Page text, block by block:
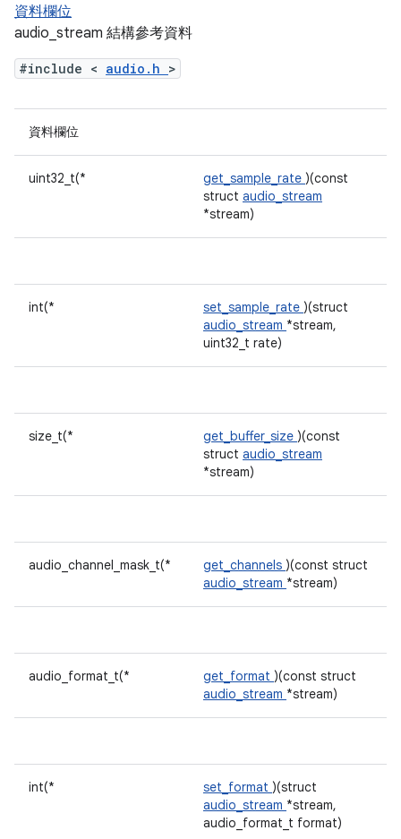
資料欄位
audio_stream 結構參考資料
#include < audio.h >
資料欄位
uint32_t(* get_sample_rate )(const
struct audio_stream
*stream)
int(* set_sample_rate )(struct
audio_stream *stream,
uint32_t rate)
size_t(* get_buffer_size )(const
struct audio_stream
*stream)
audio_channel_mask_t(* get_channels )(const struct
audio_stream *stream)
audio_format_t(* get_format )(const struct
audio_stream *stream)
int(* set_format )(struct
audio_stream *stream,
audio_format_t format)